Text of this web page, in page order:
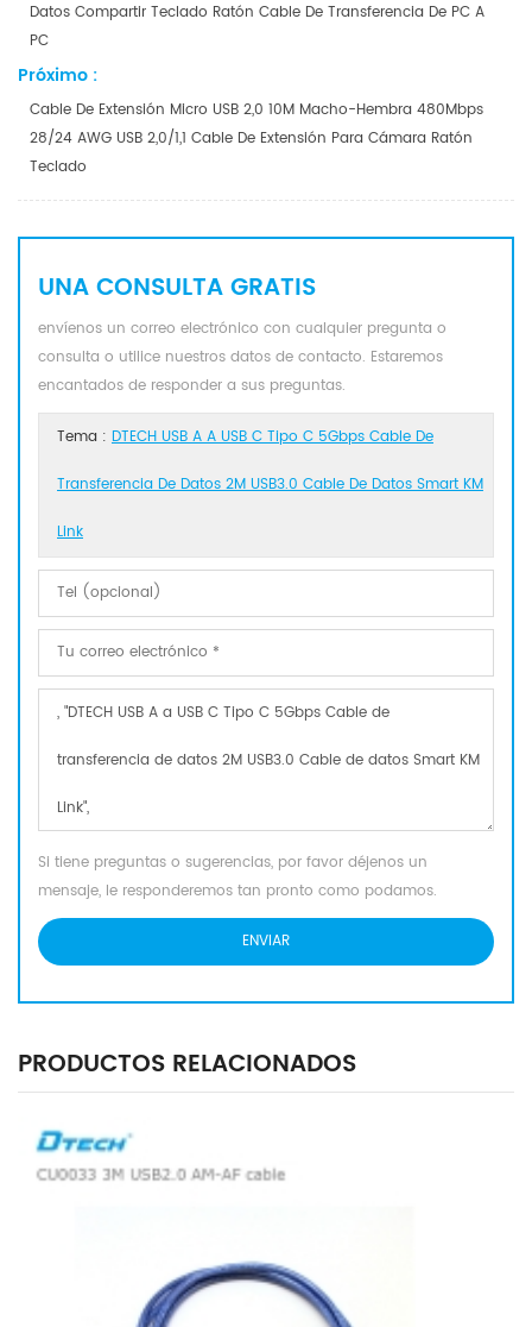
Datos Compartir Teclado Ratón Cable De Transferencia De PC A
PC
Próximo :
Cable De Extensión Micro USB 2,0 10M Macho-Hembra 480Mbps
28/24 AWG USB 2,0/1,1 Cable De Extensión Para Cámara Ratón
Teclado
UNA CONSULTA GRATIS
envíenos un correo electrónico con cualquier pregunta o
consulta o utilice nuestros datos de contacto. Estaremos
encantados de responder a sus preguntas.
Tema : DTECH USB A A USB C Tipo C 5Gbps Cable De
Transferencia De Datos 2M USB3.0 Cable De Datos Smart KM
Link
Si tiene preguntas o sugerencias, por favor déjenos un
mensaje, le responderemos tan pronto como podamos.
PRODUCTOS RELACIONADOS